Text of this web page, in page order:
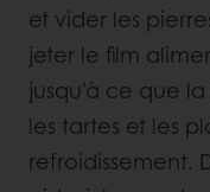
et vider les
jeter le film
jusqu'à ce que
les tartes et les
refroidissement.